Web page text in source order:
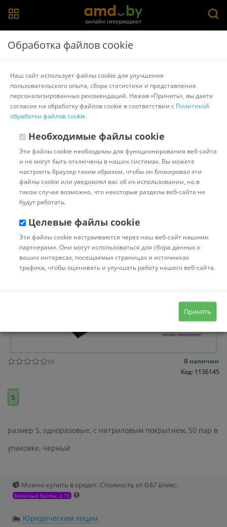
Главная > Каталог товаров Перчатки хозяйственные
черный)
Другие товары A.D.M
(0)
В наличии
Код: 1136145
S
размер S, одноразовые, с нитриловым покрытием, 50 пар в
упаковке, черный
Можно купить в кредит. Стоимость от 0.67 ƃ/мec.
Бонусные баллы: 2.15
Юридическим лицам
Обработка файлов cookie
Наш сайт использует файлы cookie для улучшения
пользовательского опыта, сбора статистики и представления
персонализированных рекомендаций. Нажав «Принять», вы даете
согласие на обработку файлов cookie в соответствии с Политикой
обработки файлов cookie.
Необходимые файлы cookie
Эти файлы cookie необходимы для функционирования веб-сайта
и не могут быть отключены в наших системах. Вы можете
настроить браузер таким образом, чтобы он блокировал эти
файлы cookie или уведомлял вас об их использовании, но в
таком случае возможно, что некоторые разделы веб-сайта не
будут работать.
Целевые файлы cookie
Эти файлы cookie настраиваются через наш веб-сайт нашими
партнерами. Они могут использоваться для сбора данных о
ваших интересах, посещаемых страницах и источниках
трафика, чтобы оценивать и улучшать работу нашего веб-сайта.
Принять